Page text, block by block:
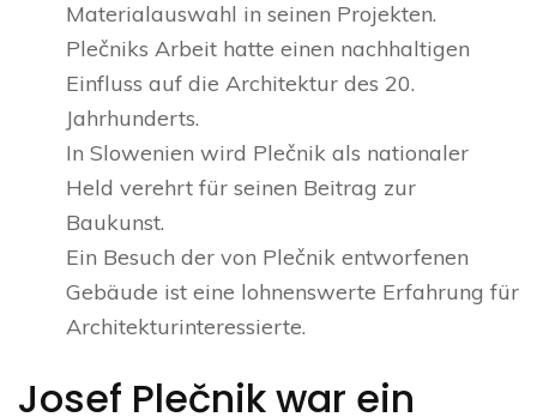
Materialauswahl in seinen Projekten.
Plečniks Arbeit hatte einen nachhaltigen
Einfluss auf die Architektur des 20.
Jahrhunderts.
In Slowenien wird Plečnik als nationaler
Held verehrt für seinen Beitrag zur
Baukunst.
Ein Besuch der von Plečnik entworfenen
Gebäude ist eine lohnenswerte Erfahrung für
Architekturinteressierte.
Josef Plečnik war ein